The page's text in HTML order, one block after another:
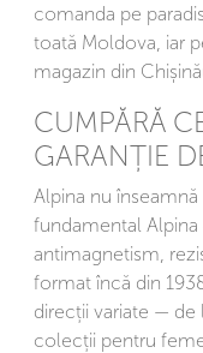
comanda pe
toată Moldova, iar
magazin din
CUMPĂRĂ
GARANȚIE
Alpina nu
fundamental Alpina
antimagnetism,
format încă din
direcții variate — de
colecții pentru